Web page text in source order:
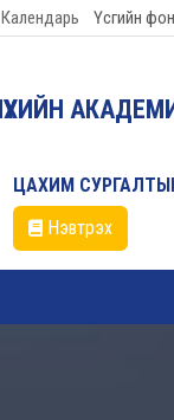
Календарь Үсгийн
ЦАХИМ
Нэвтрэх